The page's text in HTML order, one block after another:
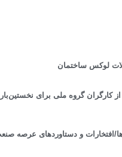
کارگران گروه ملی برای
افتخارات و دستاوردهای عرصه